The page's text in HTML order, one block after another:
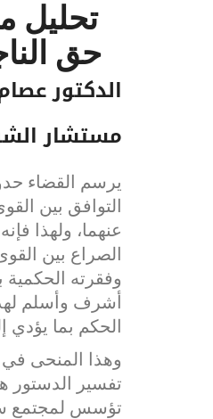
تحليل
حق
الدكتور
مستشار
يرسم القضاء
التوافق بين
عنهما، ولهذا
الصراع بين
وفقرته الحكمية
أشرف وأسلم
الحكم بما يؤدي
وهذا المنحى
تفسير الدستور
تؤسس لمجتمعٍ